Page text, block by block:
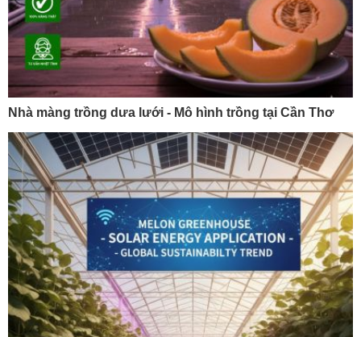
Nhà màng trồng dưa lưới - Mô hình trồng tại Cần Thơ